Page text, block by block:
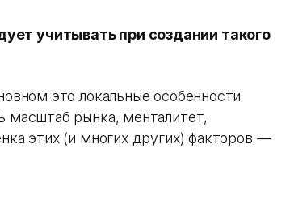
учитывать при создании такого
это локальные особенности
масштаб рынка, менталитет,
этих (и многих других) факторов —